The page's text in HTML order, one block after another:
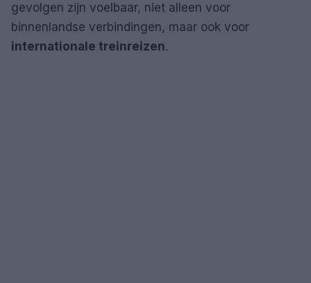
gevolgen zijn voelbaar, niet alleen voor
binnenlandse verbindingen, maar ook voor
internationale treinreizen.